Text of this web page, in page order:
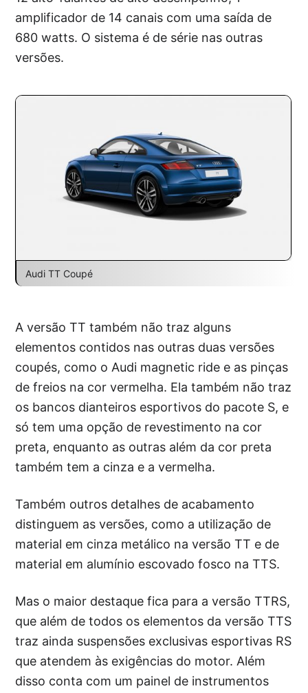
amplificador de 14 canais com uma saída de
680 watts. O sistema é de série nas outras
versões.
Audi TT Coupé
A versão TT também não traz alguns
elementos contidos nas outras duas versões
coupés, como o Audi magnetic ride e as pinças
de freios na cor vermelha. Ela também não traz
os bancos dianteiros esportivos do pacote S, e
só tem uma opção de revestimento na cor
preta, enquanto as outras além da cor preta
também tem a cinza e a vermelha.
Também outros detalhes de acabamento
distinguem as versões, como a utilização de
material em cinza metálico na versão TT e de
material em alumínio escovado fosco na TTS.
Mas o maior destaque fica para a versão TTRS,
que além de todos os elementos da versão TTS
traz ainda suspensões exclusivas esportivas RS
que atendem às exigências do motor. Além
disso conta com um painel de instrumentos